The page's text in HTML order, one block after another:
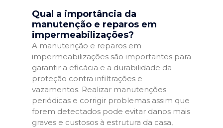
Qual a importância da
manutenção e reparos em
impermeabilizações?
A manutenção e reparos em
impermeabilizações são importantes para
garantir a eficácia e a durabilidade da
proteção contra infiltrações e
vazamentos. Realizar manutenções
periódicas e corrigir problemas assim que
forem detectados pode evitar danos mais
graves e custosos à estrutura da casa,